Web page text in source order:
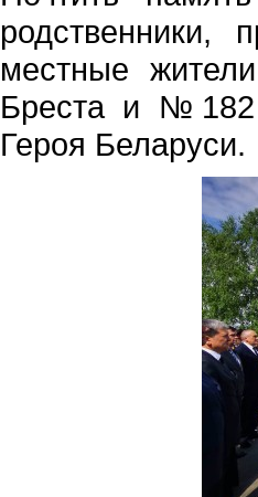
родственники,
местные
Бреста и №182
Героя Беларуси.